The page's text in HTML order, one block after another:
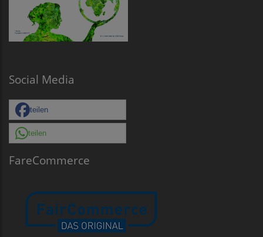
Social Media
teilen
teilen
FareCommerce